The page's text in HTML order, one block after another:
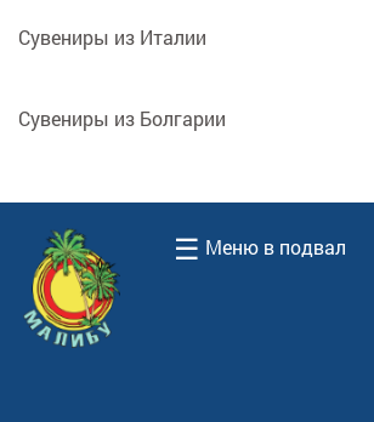
Сувениры из Италии
Сувениры из Болгарии
☰ Меню в подвал